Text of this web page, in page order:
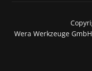
Wera Werkzeuge